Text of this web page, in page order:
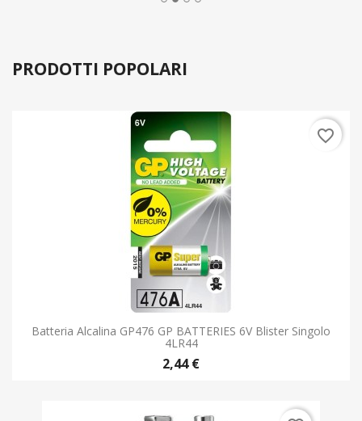
Batteria Alcalina GP476 GP BATTERIES 6V Blister Singolo
4LR44
2,44 €